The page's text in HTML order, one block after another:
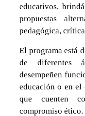
educativos,
propuestas
pedagógica,
El programa está
de diferentes
desempeñen
educación o en
que cuenten
compromiso ético.